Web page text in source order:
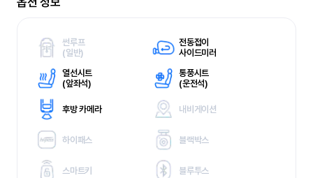
썬루프
(일반)
전동접이
사이드미러
열선시트
(앞좌석)
통풍시트
(운전석)
후방 카메라 내비게이션
하이패스 블랙박스
스마트키 블루투스